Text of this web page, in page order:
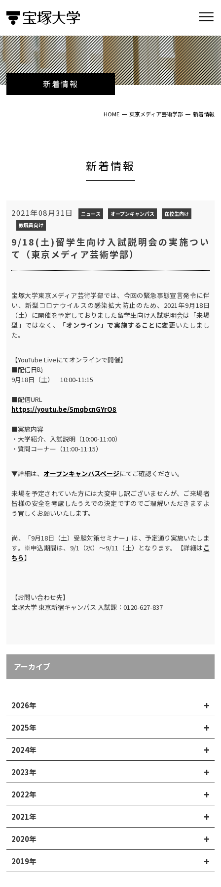
新着情報
HOME 東京メディア芸術学部 新着情報
新着情報
2021年08月31日 ニュース オープンキャンパス
在校生向け
教職員向け
9/18(土)留学生向け入試説明会の実施つい
て（東京メディア芸術学部）
宝塚大学東京メディア芸術学部では、今回の緊急事態宣言発令に伴
い、新型コロナウイルスの感染拡大防止のため、2021年9月18日
（土）に開催を予定しておりました留学生向け入試説明会は「来場
型」ではなく、
「オンライン」で実施することに変更いたしまし
た。
【YouTube Liveにてオンラインで開催】
■配信日時
9月18日（土） 10:00-11:15
■配信URL
https://youtu.be/5mqbcnGYrO8
■実施内容
・大学紹介、入試説明（10:00-11:00）
・質問コーナー（11:00-11:15）
▼詳細は、 オープンキャンパスページにてご確認ください。
来場を予定されていた方には大変申し訳ございませんが、ご来場者
皆様の安全を考慮したうえでの決定ですのでご理解いただきますよ
う宜しくお願いいたします。
尚、「9月18日（土）受験対策セミナー」は、予定通り実施いたしま
す。※申込期間は、9/1（水）～9/11（土）となります。【詳細は こ
ちら】
【お問い合わせ先】
宝塚大学 東京新宿キャンパス 入試課：0120-627-837
アーカイブ
2026年
2025年
2024年
2023年
2022年
2021年
2020年
2019年